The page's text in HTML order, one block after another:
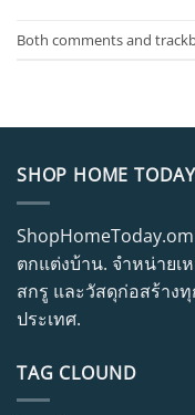
Both comments and
SHOP HOME TODAY
ตกแต่งบ้าน. จำหน่ายเ
สกรู และวัสดุก่อสร้าง
ประเทศ.
TAG CLOUND